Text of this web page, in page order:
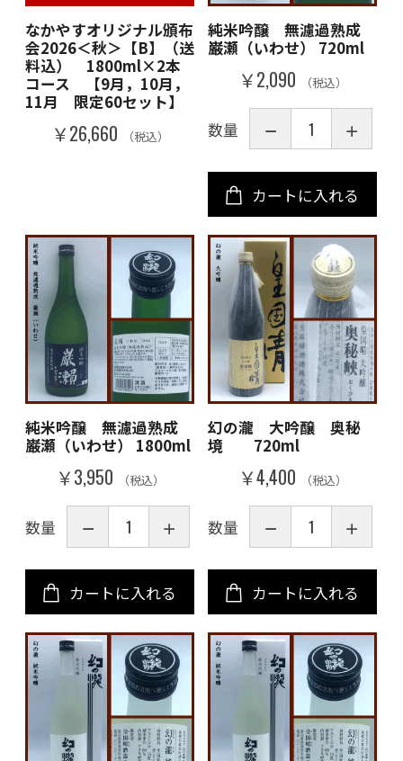
なかやすオリジナル頒布
会2026＜秋＞【B】（送
料込） 1800ml×2本
コース 【9月，10月，
11月 限定60セット】
￥26,660 （税込）
純米吟醸 無濾過熟成
巌瀬（いわせ） 720ml
￥2,090 （税込）
数量
カートに入れる
純米吟醸 無濾過熟成
巌瀬（いわせ） 1800ml
￥3,950 （税込）
数量
カートに入れる
幻の瀧 大吟醸 奥秘
境 720ml
￥4,400 （税込）
数量
カートに入れる